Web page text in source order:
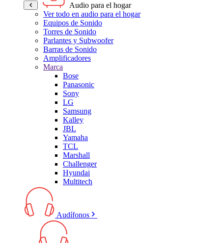
Audio para el hogar
Ver todo en audio para el hogar
Equipos de Sonido
Torres de Sonido
Parlantes y Subwoofer
Barras de Sonido
Amplificadores
Marca
Bose
Panasonic
Sony
LG
Samsung
Kalley
JBL
Yamaha
TCL
Marshall
Challenger
Hyundai
Multitech
Audífonos